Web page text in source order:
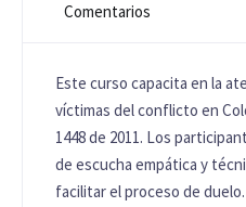
Comentarios
Este curso capacita en la
víctimas del conflicto en
1448 de 2011. Los
de escucha empática y
facilitar el proceso de